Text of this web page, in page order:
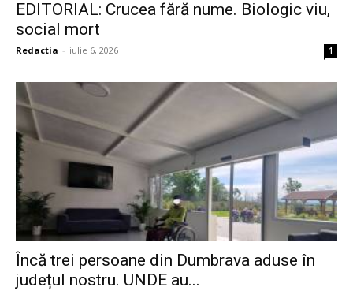
EDITORIAL: Crucea fără nume. Biologic viu,
social mort
Redactia - iulie 6, 2026 1
Încă trei persoane din Dumbrava aduse în
județul nostru. UNDE au...